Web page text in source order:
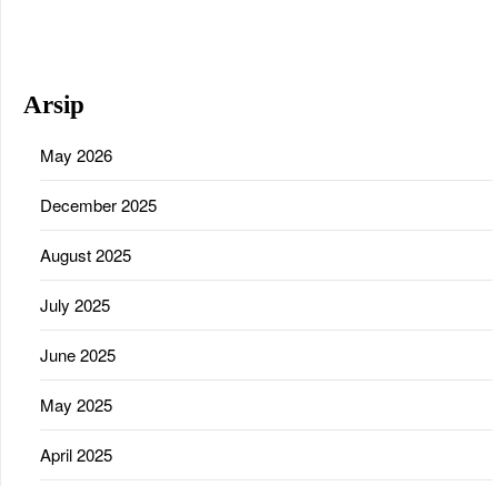
Arsip
May 2026
December 2025
August 2025
July 2025
June 2025
May 2025
April 2025